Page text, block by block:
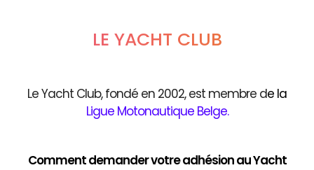
LE YACHT CLUB
Le Yacht Club, fondé en 2002, est membre de la
Ligue Motonautique Belge.
Comment demander votre adhésion au Yacht